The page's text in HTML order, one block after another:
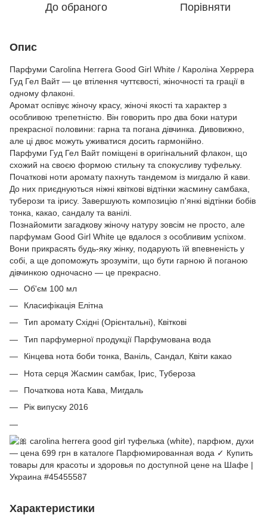
До обраного Порівняти
Опис
Парфуми Carolina Herrera Good Girl White / Кароліна Херрера
Гуд Гел Вайт — це втілення чуттєвості, жіночності та грації в
одному флаконі.
Аромат оспівує жіночу красу, жіночі якості та характер з
особливою трепетністю. Він говорить про два боки натури
прекрасної половини: гарна та погана дівчинка. Дивовижно,
але ці двоє можуть уживатися досить гармонійно.
Парфуми Гуд Гел Вайт поміщені в оригінальний флакон, що
схожий на своєю формою стильну та спокусливу туфельку.
Початкові ноти аромату пахнуть тандемом із мигдалю й кави.
До них приєднуються ніжні квіткові відтінки жасмину самбака,
туберози та ірису. Завершують композицію п'янкі відтінки бобів
тонка, какао, сандалу та ванілі.
Познайомити загадкову жіночу натуру зовсім не просто, але
парфумам Good Girl White це вдалося з особливим успіхом.
Вони прикрасять будь-яку жінку, подарують їй впевненість у
собі, а ще допоможуть зрозуміти, що бути гарною й поганою
дівчинкою одночасно — це прекрасно.
Об'єм 100 мл
Класифікація Елітна
Тип аромату Східні (Орієнтальні), Квіткові
Тип парфумерної продукції Парфумована вода
Кінцева нота боби тонка, Ваніль, Сандал, Квіти какао
Нота серця Жасмин самбак, Ірис, Тубероза
Початкова нота Кава, Мигдаль
Рік випуску 2016
Характеристики